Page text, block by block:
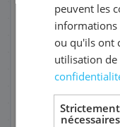
QUANTITÉ PAR
DATE DE
peuvent les
informations
ou qu'ils ont
utilisation de
Strictement
nécessaires